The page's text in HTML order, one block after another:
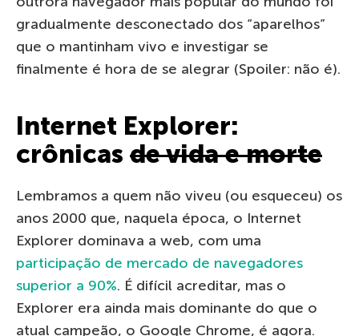
gradualmente desconectado dos “aparelhos”
que o mantinham vivo e investigar se
finalmente é hora de se alegrar (Spoiler: não é).
Internet Explorer:
crônicas de vida e morte
Lembramos a quem não viveu (ou esqueceu) os
anos 2000 que, naquela época, o Internet
Explorer dominava a web, com uma
participação de mercado de navegadores
superior a 90%. É difícil acreditar, mas o
Explorer era ainda mais dominante do que o
atual campeão, o Google Chrome, é agora.